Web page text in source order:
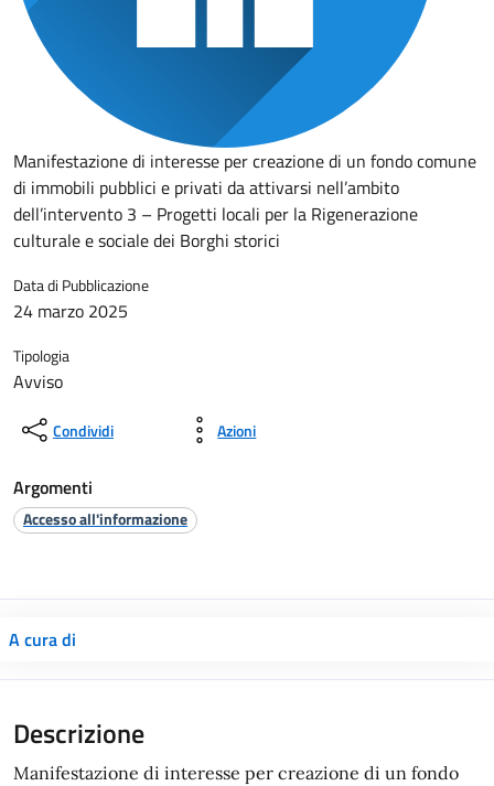
Manifestazione di interesse per creazione di un fondo comune
di immobili pubblici e privati da attivarsi nell’ambito
dell’intervento 3 – Progetti locali per la Rigenerazione
culturale e sociale dei Borghi storici
Data di Pubblicazione
24 marzo 2025
Tipologia
Avviso
Condividi Azioni
Argomenti
Accesso all'informazione
A cura di
Manifestazione di interesse per creazione di un fondo